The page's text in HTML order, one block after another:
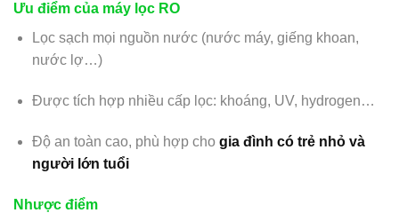
Ưu điểm của máy lọc RO
Lọc sạch mọi nguồn nước (nước máy, giếng khoan,
nước lợ…)
Được tích hợp nhiều cấp lọc: khoáng, UV, hydrogen…
Độ an toàn cao, phù hợp cho gia đình có trẻ nhỏ và
người lớn tuổi
Nhược điểm